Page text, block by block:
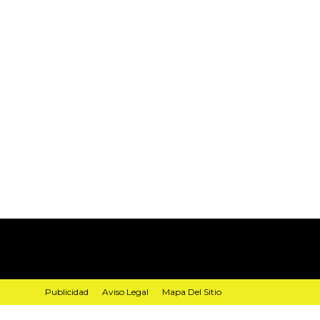
Publicidad Aviso Legal Mapa Del Sitio